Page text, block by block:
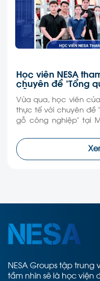
Học viên NESA
chuyên đề “Tổng
gỗ công nghiệp”
Vừa qua, học viên
thực tế với chuyên đề
gỗ công nghiệp” tại
thực hành, giúp học
hướng trực quan và […]
NESA Groups tập
tầm nhìn sẽ là học viện